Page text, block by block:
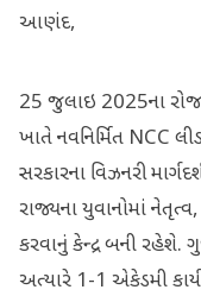
આણંદ,
25 જુલાઇ 2025ના રોજ
ખાતે નવનિર્મિત NCC
સરકારના વિઝનરી
રાજ્યના યુવાનોમાં
કરવાનું કેન્દ્ર બની રહેશે.
અત્યારે 1-1 એકેડમી